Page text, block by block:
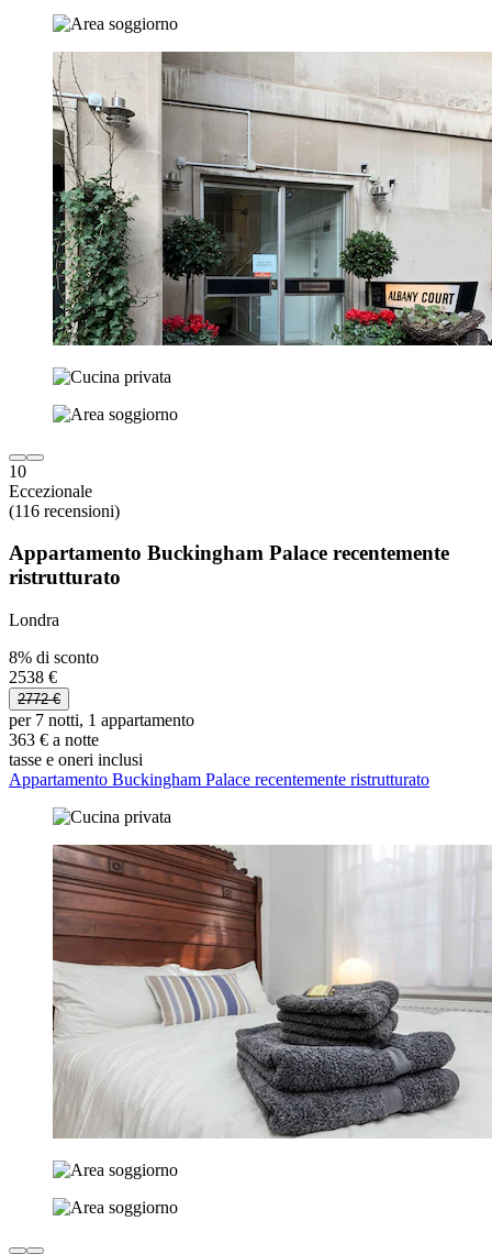
10
Eccezionale
(116 recensioni)
Appartamento Buckingham Palace recentemente
ristrutturato
Londra
8% di sconto
2538 €
2772 €
per 7 notti, 1 appartamento
363 € a notte
tasse e oneri inclusi
Appartamento Buckingham Palace recentemente ristrutturato